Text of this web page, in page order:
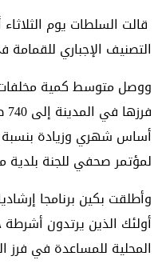
قالت السلطات يوم
التصنيف الإجباري للقمامة
ووصل متوسط كمية مخلفات
لمؤتمر صحفي للجنة بلدية
وأطلقت بكين برنامجا
أولئك الذين يرتدون
المحلية للمساعدة في فرز